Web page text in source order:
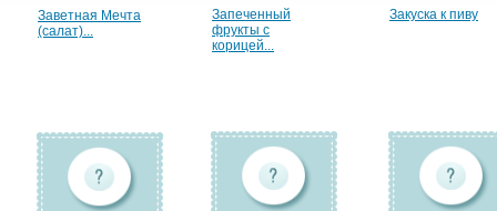
Заветная Мечта
(салат)...
Запеченный
фрукты с
корицей...
Закуска к пиву